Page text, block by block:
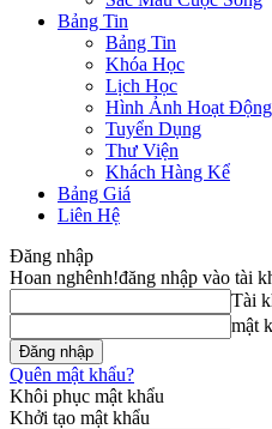
Bảng Tin
Bảng Tin
Khóa Học
Lịch Học
Hình Ảnh Hoạt Động
Tuyển Dụng
Thư Viện
Khách Hàng Kể
Bảng Giá
Liên Hệ
Đăng nhập
Hoan nghênh!đăng nhập vào tài
Tài
mật
Quên mật khẩu?
Khôi phục mật khẩu
Khởi tạo mật khẩu